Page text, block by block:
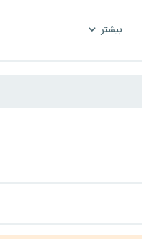
بیشتر